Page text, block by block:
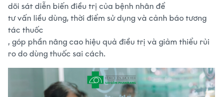
dõi sát diễn biến điều trị của bệnh nhân để
tư vấn liều dùng, thời điểm sử dụng và cảnh báo tương
tác thuốc
, góp phần nâng cao hiệu quả điều trị và giảm thiểu rủi
ro do dùng thuốc sai cách.